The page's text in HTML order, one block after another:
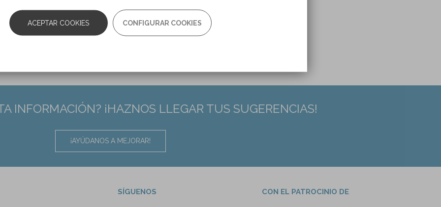
INFORMACIÓN? ¡HAZNOS LLEGAR TUS SUGERENCIAS!
¡AYÚDANOS A MEJORAR!
SÍGUENOS CON EL PATROCINIO DE
ACEPTAR COOKIES CONFIGURAR COOKIES